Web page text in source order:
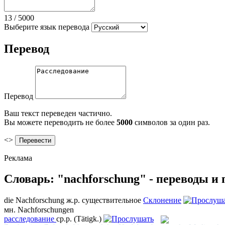
13 / 5000
Выберите язык перевода
Перевод
Перевод
Ваш текст переведен частично.
Вы можете переводить не более 5000 символов за один раз.
<>
Реклама
Словарь: "nachforschung" - переводы и
die Nachforschung ж.р. существительное Склонение
мн. Nachforschungen
расследование ср.р. (Tätigk.)